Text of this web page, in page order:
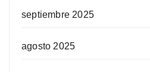
septiembre 2025
agosto 2025